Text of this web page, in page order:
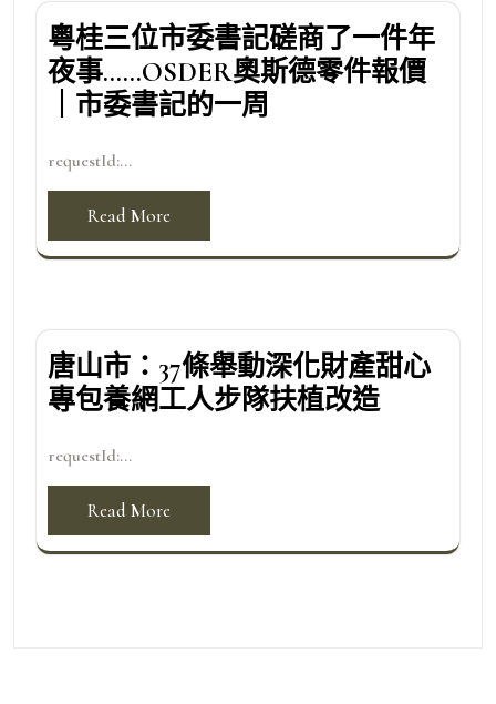
粵桂三位市委書記磋商了一件年
夜事……OSDER奧斯德零件報價
｜市委書記的一周
requestId:...
Read More
唐山市：37條舉動深化財產甜心
專包養網工人步隊扶植改造
requestId:...
Read More